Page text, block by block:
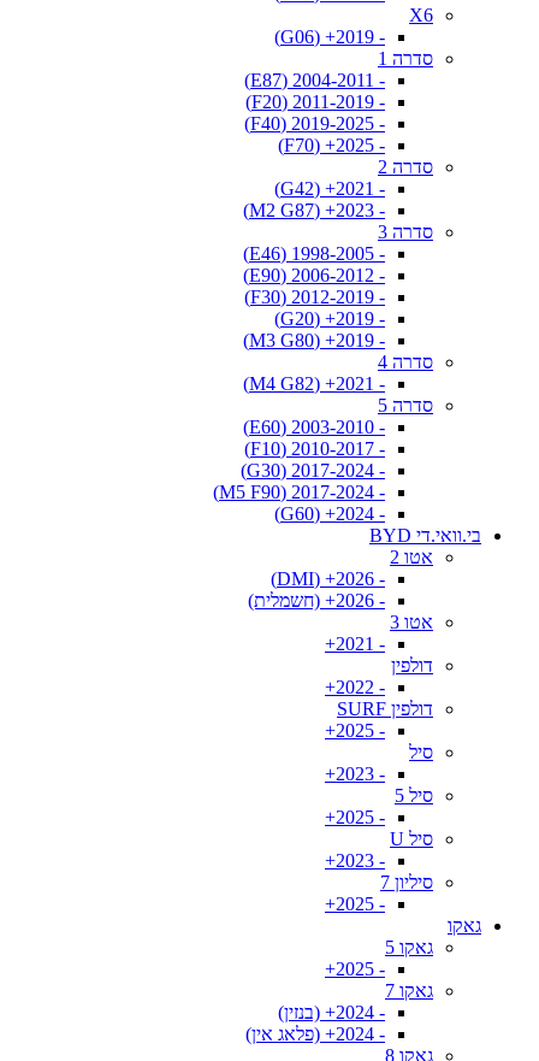
X6
- 2019+ (G06)
סדרה 1
- 2004-2011 (E87)
- 2011-2019 (F20)
- 2019-2025 (F40)
- 2025+ (F70)
סדרה 2
- 2021+ (G42)
- 2023+ (M2 G87)
סדרה 3
- 1998-2005 (E46)
- 2006-2012 (E90)
- 2012-2019 (F30)
- 2019+ (G20)
- 2019+ (M3 G80)
סדרה 4
- 2021+ (M4 G82)
סדרה 5
- 2003-2010 (E60)
- 2010-2017 (F10)
- 2017-2024 (G30)
- 2017-2024 (M5 F90)
- 2024+ (G60)
בי.וואי.די BYD
אטו 2
- 2026+ (DMI)
- 2026+ (חשמלית)
אטו 3
- 2021+
דולפין
- 2022+
דולפין SURF
- 2025+
סיל
- 2023+
סיל 5
- 2025+
סיל U
- 2023+
סיליון 7
- 2025+
גאקו
גאקו 5
- 2025+
גאקו 7
- 2024+ (בנזין)
- 2024+ (פלאג אין)
גאקו 8